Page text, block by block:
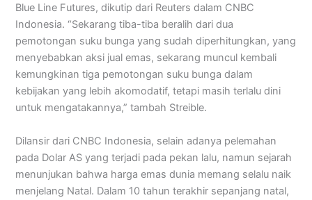
Blue Line Futures, dikutip dari Reuters dalam CNBC
Indonesia. “Sekarang tiba-tiba beralih dari dua
pemotongan suku bunga yang sudah diperhitungkan, yang
menyebabkan aksi jual emas, sekarang muncul kembali
kemungkinan tiga pemotongan suku bunga dalam
kebijakan yang lebih akomodatif, tetapi masih terlalu dini
untuk mengatakannya,” tambah Streible.
Dilansir dari CNBC Indonesia, selain adanya pelemahan
pada Dolar AS yang terjadi pada pekan lalu, namun sejarah
menunjukan bahwa harga emas dunia memang selalu naik
menjelang Natal. Dalam 10 tahun terakhir sepanjang natal,